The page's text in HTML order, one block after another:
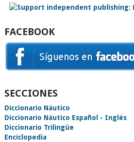
FACEBOOK
SECCIONES
Diccionario Náutico
Diccionario Náutico Español - Inglés
Diccionario Trilingüe
Enciclopedia